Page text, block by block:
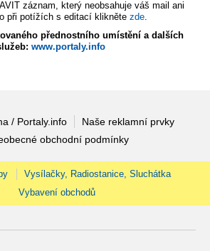
záznam, který neobsahuje váš mail ani
při potížích s editací klikněte zde.
přednostního umístění a dalších
www.portaly.info
/ Portaly.info
Naše reklamní prvky
obchodní podmínky
Vysílačky, Radiostanice, Sluchátka
Vybavení obchodů